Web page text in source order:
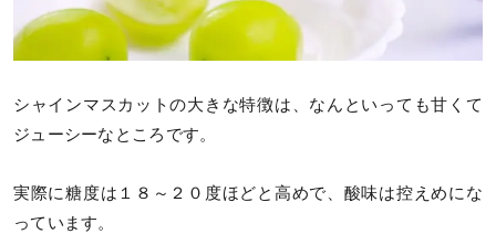
シャインマスカットの大きな特徴は、なんといっても甘くて
ジューシーなところです。
実際に糖度は１８～２０度ほどと高めで、酸味は控えめにな
っています。